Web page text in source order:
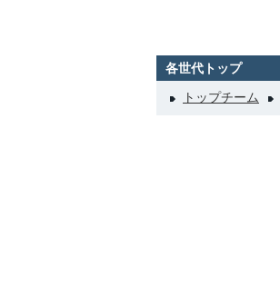
各世代トップ
トップチーム